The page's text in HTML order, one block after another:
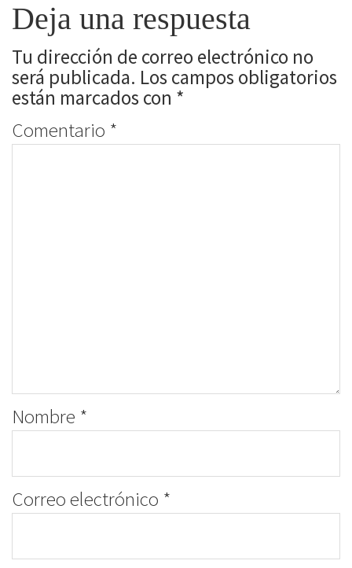
Deja una respuesta
Tu dirección de correo electrónico no
será publicada. Los campos obligatorios
están marcados con *
Comentario *
Nombre *
Correo electrónico *